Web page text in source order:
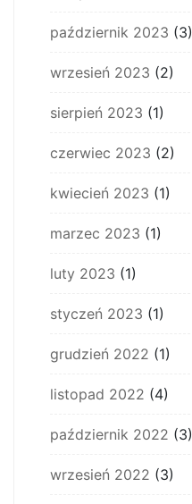
październik 2023 (3)
wrzesień 2023 (2)
sierpień 2023 (1)
czerwiec 2023 (2)
kwiecień 2023 (1)
marzec 2023 (1)
luty 2023 (1)
styczeń 2023 (1)
grudzień 2022 (1)
listopad 2022 (4)
październik 2022 (3)
wrzesień 2022 (3)